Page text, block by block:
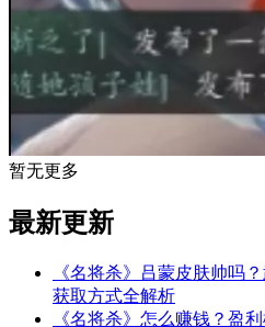
暂无更多
最新更新
《名将杀》吕蒙皮肤帅吗
获取方式全解析
《名将杀》怎么赚钱？盈